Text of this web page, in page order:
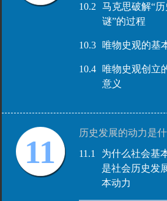
10.2
马克思破解“历
谜”的过程
10.3 唯物史观的基
10.4
唯物史观创立
意义
11
历史发展的动力是
11.1
为什么社会基
是社会历史发
本动力